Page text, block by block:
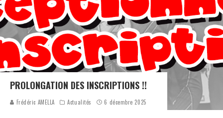
PROLONGATION DES INSCRIPTIONS !!
Frédéric AMELLA Actualités 6 décembre 2025